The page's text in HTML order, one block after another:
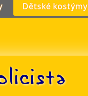
Dětské kostýmy